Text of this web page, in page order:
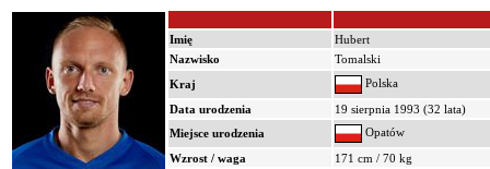
Imię
Hubert
Nazwisko
Tomalski
Kraj
Polska
Data urodzenia
19 sierpnia 1993 (32 lata)
Miejsce urodzenia
Opatów
Wzrost / waga
171 cm / 70 kg